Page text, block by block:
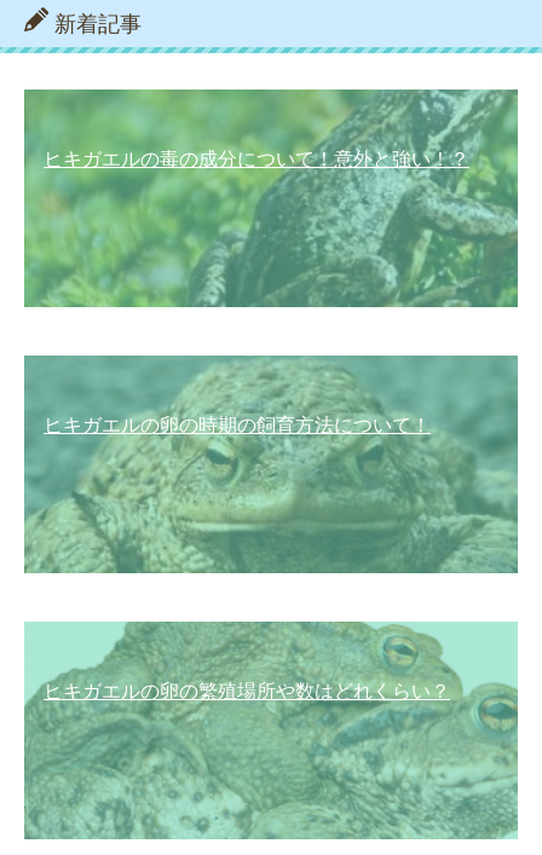
新着記事
ヒキガエルの毒の成分について！意外と強い！？
ヒキガエルの卵の時期の飼育方法について！
ヒキガエルの卵の繁殖場所や数はどれくらい？